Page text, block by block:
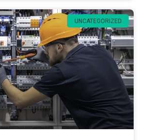
UNCATEGORIZED